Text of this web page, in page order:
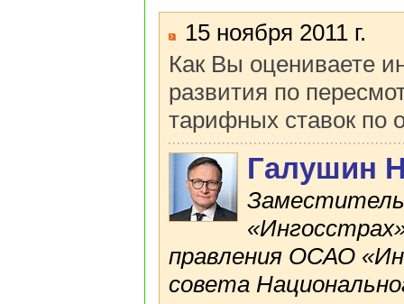
15 ноября 2011 г.
Как Вы оцениваете
развития по
тарифных ставок по
Галушин
правления ОСАО
совета